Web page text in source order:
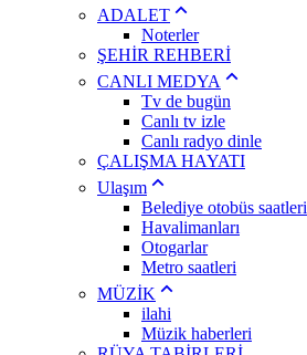
ADALET
Noterler
ŞEHİR REHBERİ
CANLI MEDYA
Tv de bugün
Canlı tv izle
Canlı radyo dinle
ÇALIŞMA HAYATI
Ulaşım
Belediye otobüs saatleri
Havalimanları
Otogarlar
Metro saatleri
MÜZİK
ilahi
Müzik haberleri